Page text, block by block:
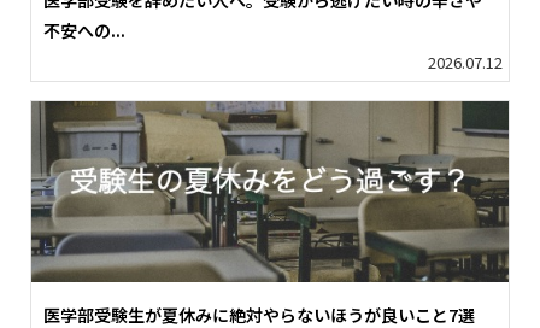
不安への...
2026.07.12
医学部受験生が夏休みに絶対やらないほうが良いこと7選